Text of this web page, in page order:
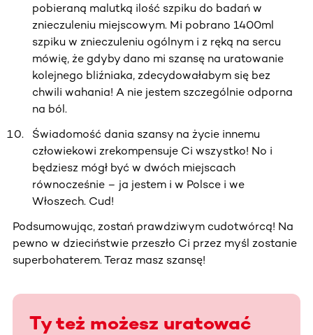
pobieraną malutką ilość szpiku do badań w
znieczuleniu miejscowym. Mi pobrano 1400ml
szpiku w znieczuleniu ogólnym i z ręką na sercu
mówię, że gdyby dano mi szansę na uratowanie
kolejnego bliźniaka, zdecydowałabym się bez
chwili wahania! A nie jestem szczególnie odporna
na ból.
Świadomość dania szansy na życie innemu
człowiekowi zrekompensuje Ci wszystko! No i
będziesz mógł być w dwóch miejscach
równocześnie – ja jestem i w Polsce i we
Włoszech. Cud!
Podsumowując, zostań prawdziwym cudotwórcą! Na
pewno w dzieciństwie przeszło Ci przez myśl zostanie
superbohaterem. Teraz masz szansę!
Ty też możesz uratować